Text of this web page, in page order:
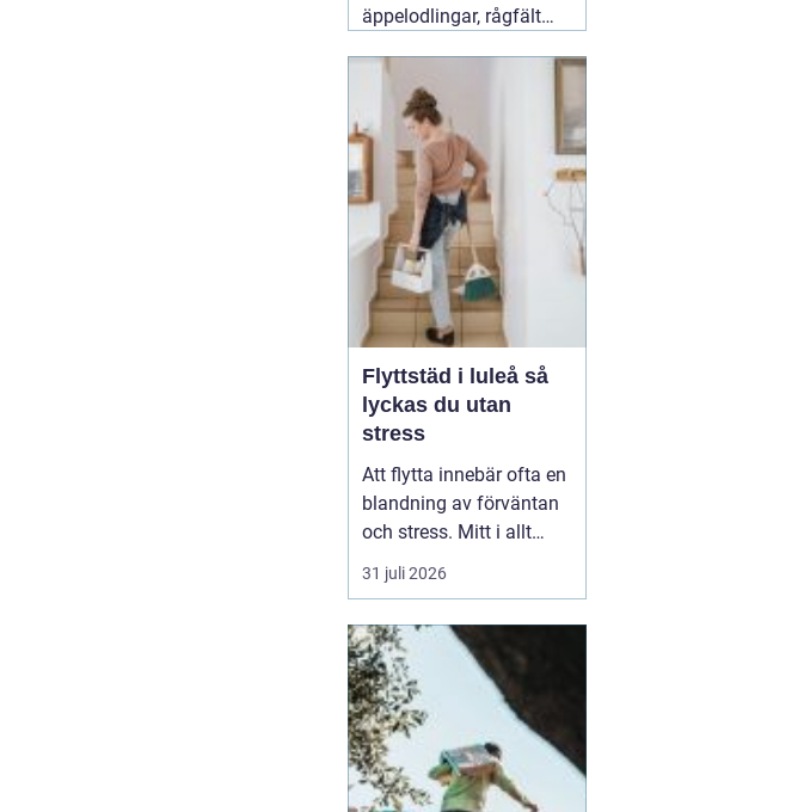
äppelodlingar, rågfält
blomsterhantverket på
Österlen fått en alldeles
egen karaktär. Här går
säsong, hållbarhet och
personligt uttryck före
snabba lösningar.
31 juli
2026
Flyttstäd i luleå så
lyckas du utan
stress
Att flytta innebär ofta en
blandning av förväntan
och stress. Mitt i allt
packande och
planerande dyker en av
upp: flyttstädningen. För
många i Luleå är
flyttstäd Luleå något
som avgör om
besiktningen går
igenom, om
31 juli 2026